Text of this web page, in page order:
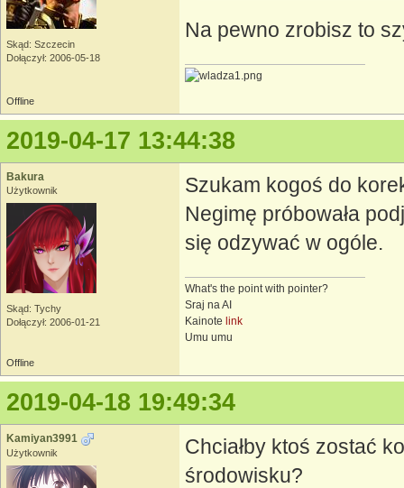
Skąd: Szczecin
Dołączył: 2006-05-18
Na pewno zrobisz to
Offline
2019-04-17 13:44:38
Bakura
Użytkownik
Skąd: Tychy
Dołączył: 2006-01-21
Szukam kogoś do
Negimę próbowała
się odzywać w ogóle.
What's the point with pointer?
Sraj na AI
Kainote link
Umu umu
Offline
2019-04-18 19:49:34
Kamiyan3991
Użytkownik
Chciałby ktoś zostać
środowisku?